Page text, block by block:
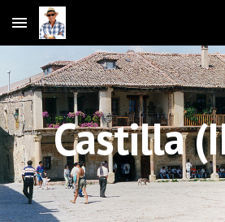
Skip to main content
Castilla